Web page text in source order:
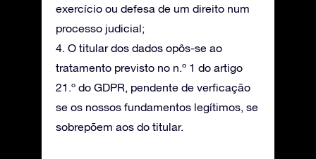
exercício ou defesa de um direito num
processo judicial;
4. O titular dos dados opôs-se ao
tratamento previsto no n.º 1 do artigo
21.º do GDPR, pendente de verficação
se os nossos fundamentos legítimos, se
sobrepõem aos do titular.